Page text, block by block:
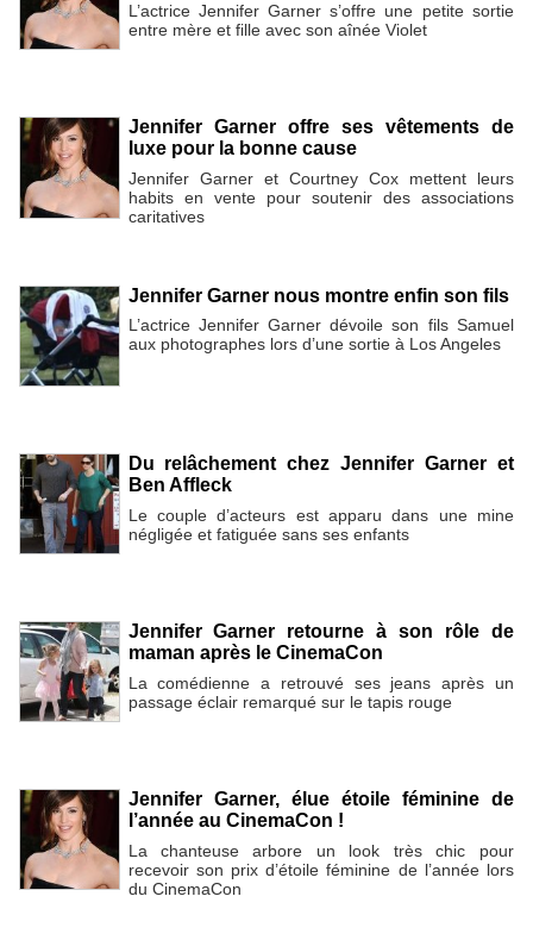
L’actrice Jennifer Garner s’offre une petite sortie
entre mère et fille avec son aînée Violet
Jennifer Garner offre ses vêtements de
luxe pour la bonne cause
Jennifer Garner et Courtney Cox mettent leurs
habits en vente pour soutenir des associations
caritatives
Jennifer Garner nous montre enfin son fils
L’actrice Jennifer Garner dévoile son fils Samuel
aux photographes lors d’une sortie à Los Angeles
Du relâchement chez Jennifer Garner et
Ben Affleck
Le couple d’acteurs est apparu dans une mine
négligée et fatiguée sans ses enfants
Jennifer Garner retourne à son rôle de
maman après le CinemaCon
La comédienne a retrouvé ses jeans après un
passage éclair remarqué sur le tapis rouge
Jennifer Garner, élue étoile féminine de
l’année au CinemaCon !
La chanteuse arbore un look très chic pour
recevoir son prix d’étoile féminine de l’année lors
du CinemaCon